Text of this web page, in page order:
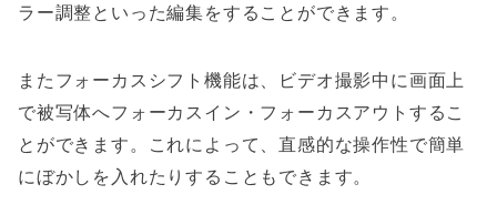
ラー調整といった編集をすることができます。
またフォーカスシフト機能は、ビデオ撮影中に画面上
で被写体へフォーカスイン・フォーカスアウトするこ
とができます。これによって、直感的な操作性で簡単
にぼかしを入れたりすることもできます。